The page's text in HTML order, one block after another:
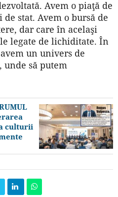
Avem o piaţă de
stat. Avem o bursă de
dar care în acelaşi
legate de lichiditate. În
un univers de
să putem
culturii